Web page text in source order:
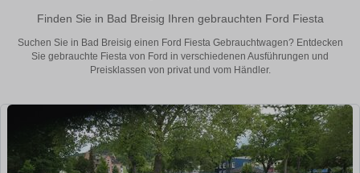
Finden Sie in Bad Breisig Ihren gebrauchten Ford Fiesta
Suchen Sie in Bad Breisig einen Ford Fiesta Gebrauchtwagen? Entdecken
Sie gebrauchte Fiesta von Ford in verschiedenen Ausführungen und
Preisklassen von privat und vom Händler.